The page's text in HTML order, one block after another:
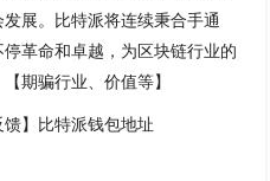
展。比特派将连续秉合手通
革命和卓越，为区块链行业的
期骗行业、价值等】
馈】比特派钱包地址